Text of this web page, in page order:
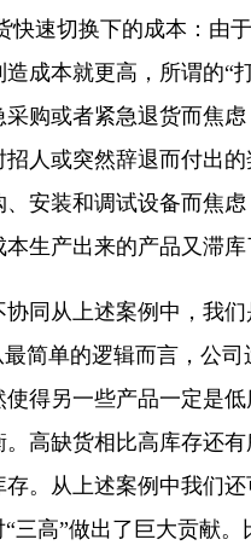
速切换下的成本：由
成本就更高，所谓的“
购或者紧急退货而焦
人或突然辞退而付出
安装和调试设备而焦
生产出来的产品又滞库
同从上述案例中，我
简单的逻辑而言，公
得另一些产品一定是
高缺货相比高库存还
。从上述案例中我们
三高”做出了巨大贡献